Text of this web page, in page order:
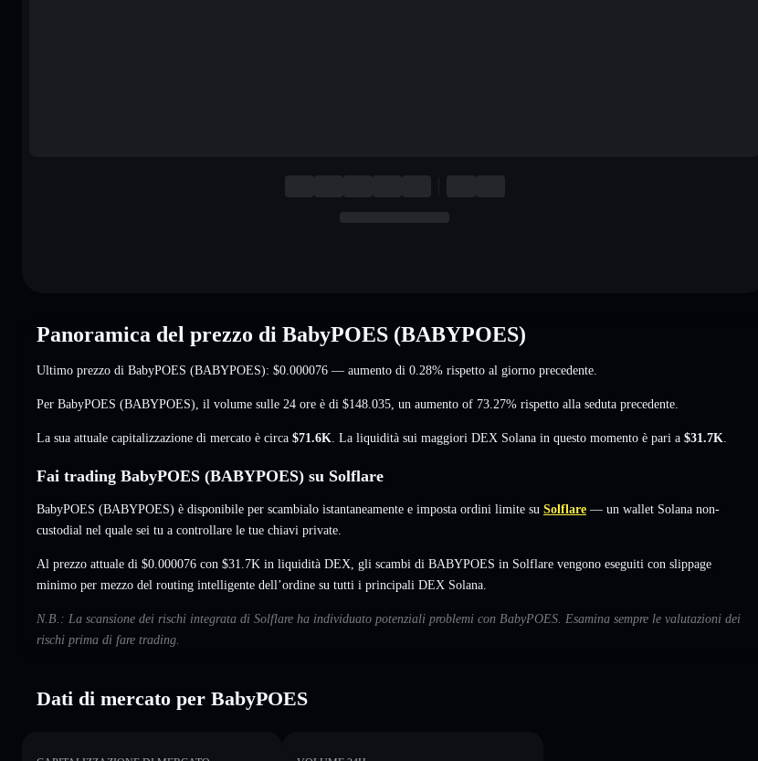
Panoramica del prezzo di BabyPOES (BABYPOES)
Ultimo prezzo di BabyPOES (BABYPOES): $0.000076 — aumento di 0.28% rispetto al giorno precedente.
Per BabyPOES (BABYPOES), il volume sulle 24 ore è di $148.035 un aumento of 73.27% rispetto alla seduta precedente.
La sua attuale capitalizzazione di mercato è circa $71.6K . La liquidità sui maggiori DEX Solana in questo momento è pari a $31.7K
Fai trading BabyPOES (BABYPOES) su Solflare
BabyPOES (BABYPOES) è disponibile per scambialo istantaneamente e imposta ordini limite su Solflare — un wallet Solana non-
custodial nel quale sei tu a controllare le tue chiavi private.
Al prezzo attuale di $0.000076 con $31.7K in liquidità DEX, gli scambi di BABYPOES in Solflare vengono eseguiti con slippage
minimo per mezzo del routing intelligente dell’ordine su tutti i principali DEX Solana.
N.B.: La scansione dei rischi integrata di Solflare ha individuato potenziali problemi con BabyPOES. Esamina sempre le valutazioni dei
rischi prima di fare trading.
Dati di mercato per BabyPOES